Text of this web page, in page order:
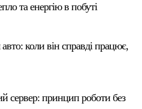
та енергію в побуті
коли він справді працює,
сервер: принцип роботи без